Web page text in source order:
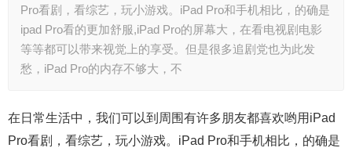
Pro看剧，看综艺，玩小游戏。iPad Pro和手机相比，的确是
ipad Pro看的更加舒服,iPad Pro的屏幕大，在看电视剧电影
等等都可以带来视觉上的享受。但是很多追剧党也为此发
愁，iPad Pro的内存不够大，不
在日常生活中，我们可以到周围有许多朋友都喜欢哟用iPad
Pro看剧，看综艺，玩小游戏。iPad Pro和手机相比，的确是